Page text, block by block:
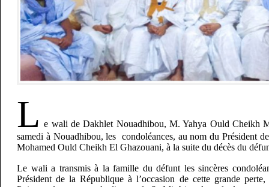
L e wali de Dakhlet Nouadhibou, M. Yahya Ould Cheikh
samedi à Nouadhibou, les condoléances, au nom du Président
Mohamed Ould Cheikh El Ghazouani, à la suite du décès du
Le wali a transmis à la famille du défunt les sincères
Président de la République à l’occasion de cette grande